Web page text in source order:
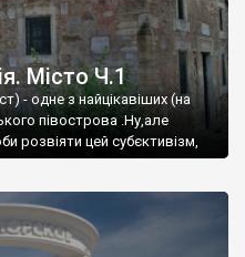
Місто Ч.1
- одне з найцікавіших (на
півострова .Ну,але
розвіяти цей субєктивізм,